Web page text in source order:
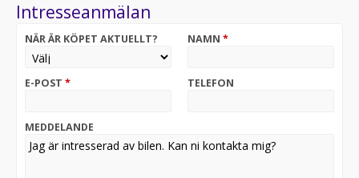
(ring innan ni kommer) kontakta säljare Henrik Rillner
på 0470-753111 alt. Henrik.rillner@atteviks.se
* Öppettider | Mån-Fre 9-18 | Lör 10-14 |
Intresseanmälan
NÄR ÄR KÖPET AKTUELLT? NAMN *
E-POST * TELEFON
MEDDELANDE